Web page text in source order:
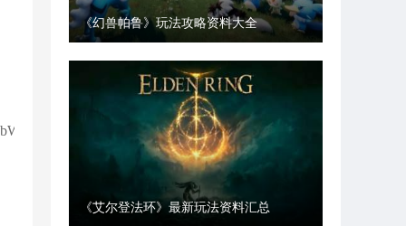
《幻兽帕鲁》玩法攻略资料大全
《艾尔登法环》最新玩法资料汇总